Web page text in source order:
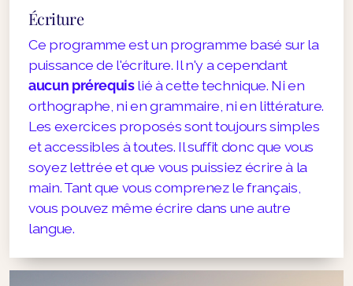
Écriture
Ce programme est un programme basé sur la
puissance de l'écriture. Il n'y a cependant
aucun prérequislié à cette technique. Ni en
orthographe, ni en grammaire, ni en littérature.
Les exercices proposés sont toujours simples
et accessibles à toutes. Il suffit donc que vous
soyez lettrée et que vous puissiez écrire à la
main. Tant que vous comprenez le français,
vous pouvez même écrire dans une autre
langue.